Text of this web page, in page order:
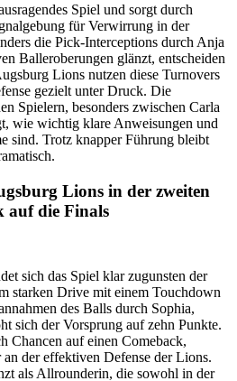
Spiel und sorgt durch
für Verwirrung in der
die Pick-Interceptions durch Anja
Balleroberungen glänzt, entscheiden
Lions nutzen diese Turnovers
gezielt unter Druck. Die
Spielern, besonders zwischen Carla
wie wichtig klare Anweisungen und
sind. Trotz knapper Führung bleibt
Lions in der zweiten
auf die Finals
sich das Spiel klar zugunsten der
starken Drive mit einem Touchdown
des Balls durch Sophia,
sich der Vorsprung auf zehn Punkte.
Chancen auf einen Comeback,
der effektiven Defense der Lions.
als Allrounderin, die sowohl in der